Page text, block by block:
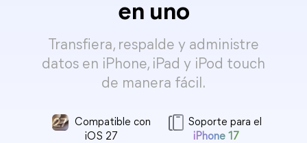
en uno
Transfiera, respalde y administre
datos en iPhone, iPad y iPod touch
de manera fácil.
Compatible con
iOS 27
Soporte para el
iPhone 17